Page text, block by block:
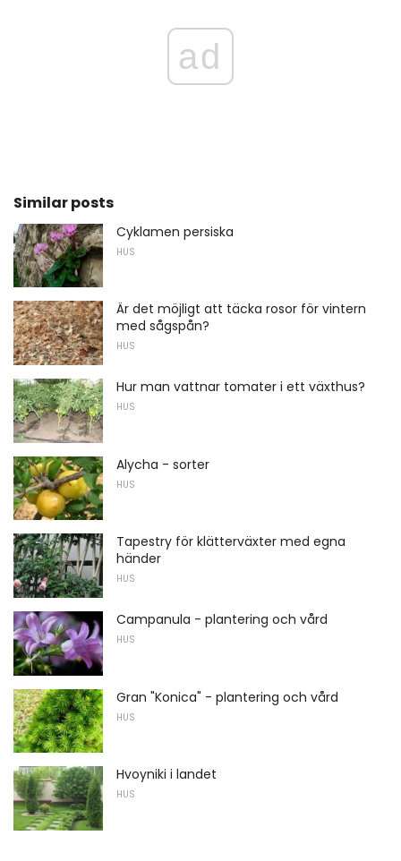
ad
Similar posts
Cyklamen persiska
HUS
Är det möjligt att täcka rosor för vintern
med sågspån?
HUS
Hur man vattnar tomater i ett växthus?
HUS
Alycha - sorter
HUS
Tapestry för klätterväxter med egna
händer
HUS
Campanula - plantering och vård
HUS
Gran "Konica" - plantering och vård
HUS
Hvoyniki i landet
HUS